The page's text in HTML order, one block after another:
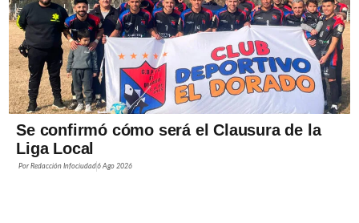
Se confirmó cómo será el Clausura de la
Liga Local
PorRedacción Infociudad6 Ago 2026